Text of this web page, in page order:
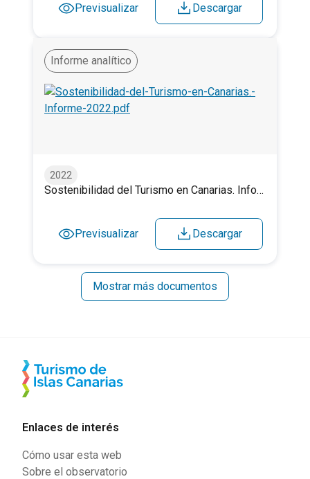
Previsualizar Descargar
Informe analítico
2022
Sostenibilidad del Turismo en Canarias. Informe 2022
Previsualizar Descargar
Mostrar más documentos
Enlaces de interés
Cómo usar esta web
Sobre el observatorio